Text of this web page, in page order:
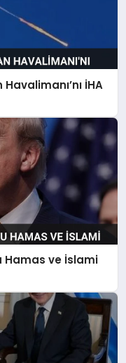
İHA
Hamas ve İslami